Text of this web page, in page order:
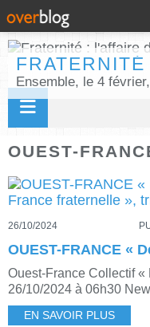
OUEST-
26/10/2024
Ouest-France Collectif
26/10/2024 à 06h30
EN SAVOIR PLUS